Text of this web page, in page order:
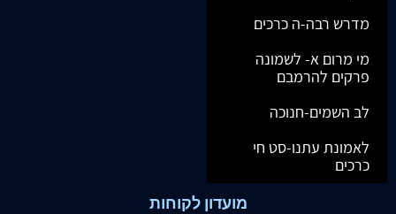
מדרש רבה-ה כרכים
מי מרום א- לשמונה
פרקים להרמבם
לב השמים-חנוכה
לאמונת עתנו-סט חי
כרכים
מועדון לקוחות